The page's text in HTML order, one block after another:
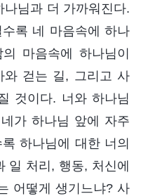
님과 더 가까워진다.
록 네 마음속에 하나
마음속에 하나님이
와 걷는 길, 그리고 사
것이다. 너와 하나님
가 하나님 앞에 자주
하나님에 대한 너의
일 처리, 행동, 처신에
어떻게 생기느냐? 사